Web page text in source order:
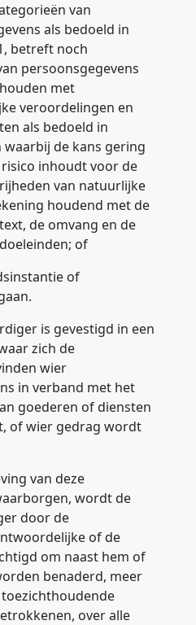
van
als bedoeld in
betreft noch
persoonsgegevens
met
veroordelingen en
als bedoeld in
waarbij de kans gering
risico inhoudt voor de
van natuurlijke
houdend met de
de omvang en de
of
of
is gevestigd in een
zich de
wier
in verband met het
goederen of diensten
of wier gedrag wordt
van deze
wordt de
door de
of de
om naast hem of
benaderd, meer
over alle